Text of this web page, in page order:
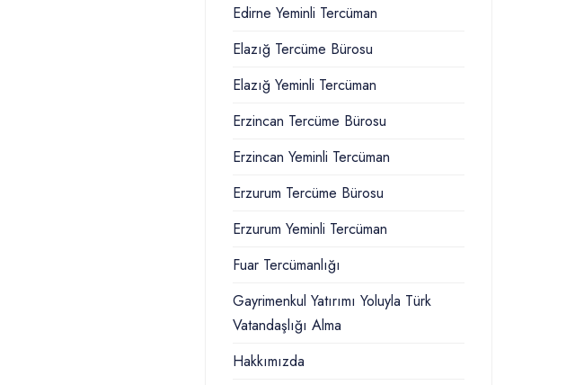
Edirne Yeminli Tercüman
Elazığ Tercüme Bürosu
Elazığ Yeminli Tercüman
Erzincan Tercüme Bürosu
Erzincan Yeminli Tercüman
Erzurum Tercüme Bürosu
Erzurum Yeminli Tercüman
Fuar Tercümanlığı
Gayrimenkul Yatırımı Yoluyla Türk
Vatandaşlığı Alma
Hakkımızda